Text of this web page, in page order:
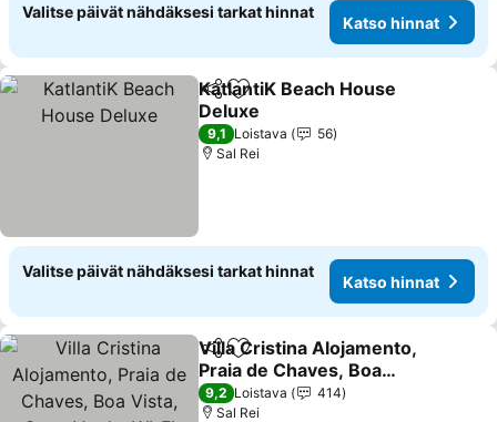
Valitse päivät nähdäksesi tarkat hinnat
Katso hinnat
Jaa Lisää suosikkeihin
KatlantiK Beach House
Deluxe
Katso hinnat
9,1 Loistava
56
Sal Rei
Valitse päivät nähdäksesi tarkat hinnat
Katso hinnat
Jaa Lisää suosikkeihin
Villa Cristina Alojamento,
Praia de Chaves, Boa
Vista, Cape Verde, WI-FI
Katso hinnat
9,2 Loistava
414
Sal Rei